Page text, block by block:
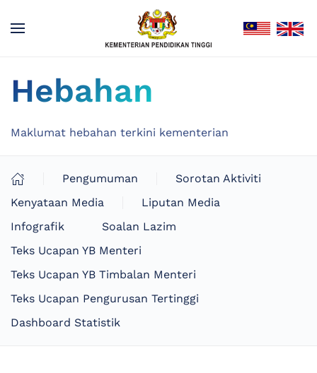
Hebahan
Maklumat hebahan terkini kementerian
Pengumuman
Sorotan Aktiviti
Kenyataan Media
Liputan Media
Infografik
Soalan Lazim
Teks Ucapan YB Menteri
Teks Ucapan YB Timbalan Menteri
Teks Ucapan Pengurusan Tertinggi
Dashboard Statistik